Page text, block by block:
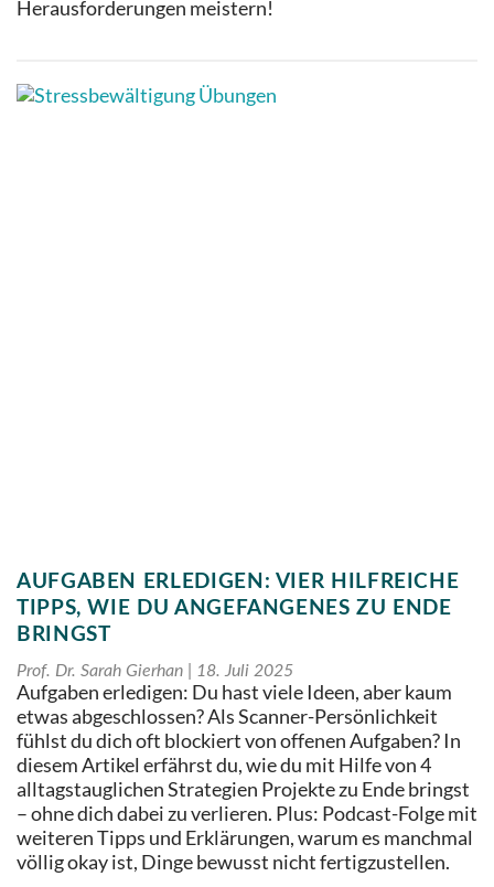
Herausforderungen meistern!
AUFGABEN ERLEDIGEN: VIER HILFREICHE
TIPPS, WIE DU ANGEFANGENES ZU ENDE
BRINGST
Prof. Dr. Sarah Gierhan 18. Juli 2025
Aufgaben erledigen: Du hast viele Ideen, aber kaum
etwas abgeschlossen? Als Scanner-Persönlichkeit
fühlst du dich oft blockiert von offenen Aufgaben? In
diesem Artikel erfährst du, wie du mit Hilfe von 4
alltagstauglichen Strategien Projekte zu Ende bringst
– ohne dich dabei zu verlieren. Plus: Podcast-Folge mit
weiteren Tipps und Erklärungen, warum es manchmal
völlig okay ist, Dinge bewusst nicht fertigzustellen.